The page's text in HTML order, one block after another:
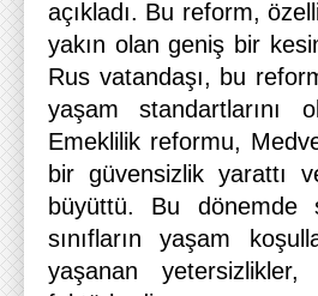
açıkladı. Bu reform,
yakın olan geniş bir
Rus vatandaşı, bu
yaşam standartlarını
Emeklilik reformu,
bir güvensizlik yarattı
büyüttü. Bu dönemde
sınıfların yaşam
yaşanan